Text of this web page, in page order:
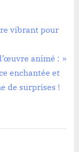
vibrant pour
animé :
enchantée et
de surprises !